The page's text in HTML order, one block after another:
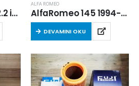
Accord VII CL,CN 2.2 i-CTDi 2004-2008 Arası Hava Filtresi
ALFA ROMEO
AlfaRomeo 145 1994-1996 Arası 1.4i Hava Filtresi
DEVAMINI OKU